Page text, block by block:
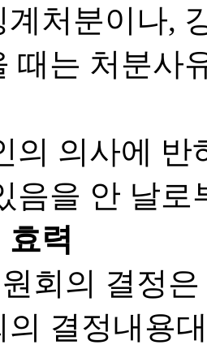
처분이나,
때는 처분사
의 의사에
음을 안 날로
효력
회의 결정
의 결정내용